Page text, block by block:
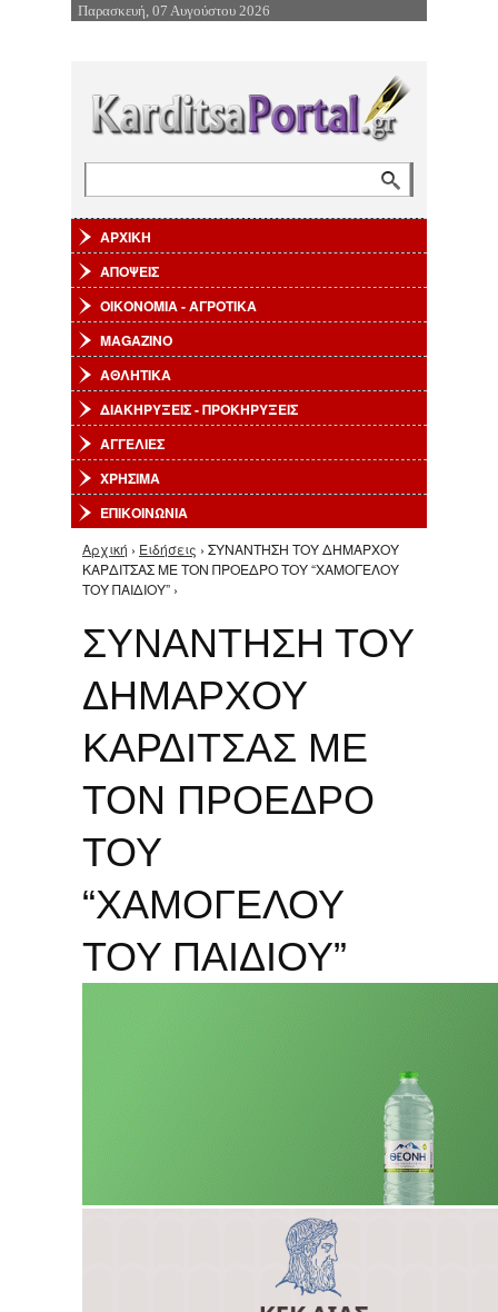
Επιστροφή στην Πλοήγηση
Παρασκευή, 07 Αυγούστου 2026
ΑΡΧΙΚΗ
ΑΠΟΨΕΙΣ
ΟΙΚΟΝΟΜΙΑ - ΑΓΡΟΤΙΚΑ
MAGAZINO
ΑΘΛΗΤΙΚΑ
ΔΙΑΚΗΡΥΞΕΙΣ - ΠΡΟΚΗΡΥΞΕΙΣ
ΑΓΓΕΛΙΕΣ
ΧΡΗΣΙΜΑ
ΕΠΙΚΟΙΝΩΝΙΑ
Είστε εδώ
Αρχική › Ειδήσεις › ΣΥΝΑΝΤΗΣΗ ΤΟΥ ΔΗΜΑΡΧΟΥ
ΚΑΡΔΙΤΣΑΣ ΜΕ ΤΟΝ ΠΡΟΕΔΡΟ ΤΟΥ “ΧΑΜΟΓΕΛΟΥ
ΤΟΥ ΠΑΙΔΙΟΥ” ›
ΣΥΝΑΝΤΗΣΗ ΤΟΥ
ΔΗΜΑΡΧΟΥ
ΚΑΡΔΙΤΣΑΣ ΜΕ
ΤΟΝ ΠΡΟΕΔΡΟ
ΤΟΥ
“ΧΑΜΟΓΕΛΟΥ
ΤΟΥ ΠΑΙΔΙΟΥ”